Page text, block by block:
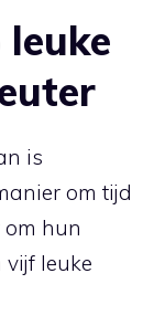
is
om tijd
om hun
leuke